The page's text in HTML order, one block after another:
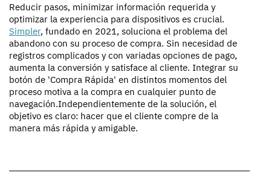
Reducir pasos, minimizar información requerida y
optimizar la experiencia para dispositivos es crucial.
Simpler, fundado en 2021, soluciona el problema del
abandono con su proceso de compra. Sin necesidad de
registros complicados y con variadas opciones de pago,
aumenta la conversión y satisface al cliente. Integrar su
botón de 'Compra Rápida' en distintos momentos del
proceso motiva a la compra en cualquier punto de
navegación.Independientemente de la solución, el
objetivo es claro: hacer que el cliente compre de la
manera más rápida y amigable.